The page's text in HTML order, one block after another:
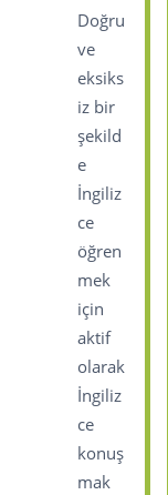
Doğru
ve
eksiks
iz bir
şekild
e
İngiliz
ce
öğren
mek
için
aktif
olarak
İngiliz
ce
konuş
mak